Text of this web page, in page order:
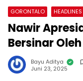
GORONTALO HEADLINES
Nawir
Bersinar
Bayu Aditya
Juni 23, 2025